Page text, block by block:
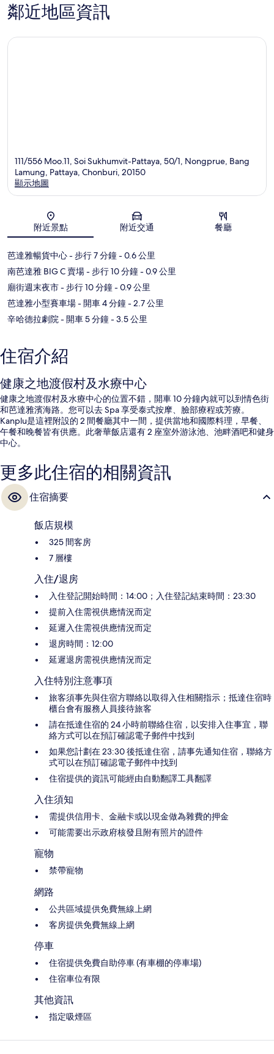
鄰近地區資訊
111/556 Moo.11, Soi Sukhumvit-Pattaya, 50/1, Nongprue, Bang
Lamung, Pattaya, Chonburi, 20150
顯示地圖
附近景點 附近交通 餐廳
芭達雅暢貨中心- 步行 7 分鐘- 0.6 公里
南芭達雅 BIG C 賣場- 步行 10 分鐘- 0.9 公里
廟街週末夜市- 步行 10 分鐘- 0.9 公里
芭達雅小型賽車場- 開車 4 分鐘- 2.7 公里
辛哈德拉劇院- 開車 5 分鐘- 3.5 公里
住宿介紹
健康之地渡假村及水療中心
健康之地渡假村及水療中心的位置不錯，開車 10 分鐘內就可以到情色街
和芭達雅濱海路。您可以去 Spa 享受泰式按摩、臉部療程或芳療。
Kanplu是這裡附設的 2 間餐廳其中一間，提供當地和國際料理，早餐、
午餐和晚餐皆有供應。此奢華飯店還有 2 座室外游泳池、池畔酒吧和健身
中心。
更多此住宿的相關資訊
住宿摘要
飯店規模
325 間客房
7 層樓
入住/退房
入住登記開始時間：14:00；入住登記結束時間：23:30
提前入住需視供應情況而定
延遲入住需視供應情況而定
退房時間：12:00
延遲退房需視供應情況而定
入住特別注意事項
旅客須事先與住宿方聯絡以取得入住相關指示；抵達住宿時
櫃台會有服務人員接待旅客
請在抵達住宿的 24 小時前聯絡住宿，以安排入住事宜，聯
絡方式可以在預訂確認電子郵件中找到
如果您計劃在 23:30 後抵達住宿，請事先通知住宿，聯絡方
式可以在預訂確認電子郵件中找到
住宿提供的資訊可能經由自動翻譯工具翻譯
入住須知
需提供信用卡、金融卡或以現金做為雜費的押金
可能需要出示政府核發且附有照片的證件
寵物
禁帶寵物
網路
公共區域提供免費無線上網
客房提供免費無線上網
停車
住宿提供免費自助停車 (有車棚的停車場)
住宿車位有限
其他資訊
指定吸煙區